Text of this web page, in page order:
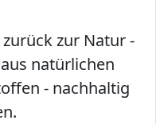
zur Natur -
natürlichen
- nachhaltig